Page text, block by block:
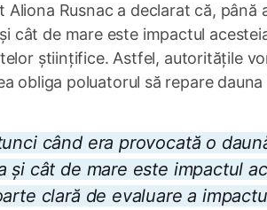
Aliona Rusnac a declarat că,
cât de mare este impactul
științifice. Astfel, autoritățile
obliga poluatorul să repare
când era provocată o
și cât de mare este impactul
clară de evaluare a